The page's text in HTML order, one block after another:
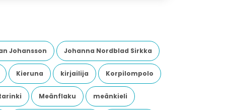
Johansson Johanna Nordblad Sirkka
Kieruna kirjailija Korpilompolo
Meänflaku meänkieli